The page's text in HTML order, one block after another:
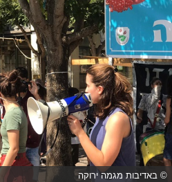
© באדיבות מגמה ירוקה